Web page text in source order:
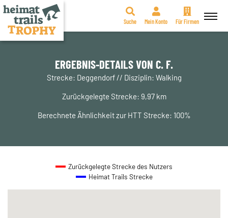
Zum
Suche Mein Konto Für Firmen
ERGEBNIS-DETAILS VON C. F.
Strecke: Deggendorf // Disziplin: Walking
Zurückgelegte Strecke: 9,97 km
Berechnete Ähnlichkeit zur HTT Strecke: 100%
Zurückgelegte Strecke des Nutzers
Heimat Trails Strecke